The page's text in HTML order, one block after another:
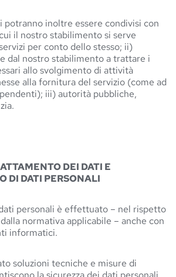
potranno inoltre essere condivisi con
il nostro stabilimento si serve
per conto dello stesso; ii)
dal nostro stabilimento a trattare i
allo svolgimento di attività
alla fornitura del servizio (come ad
iii) autorità pubbliche,
DEI DATI E
DI DATI PERSONALI
personali è effettuato – nel rispetto
normativa applicabile – anche con
informatici.
soluzioni tecniche e misure di